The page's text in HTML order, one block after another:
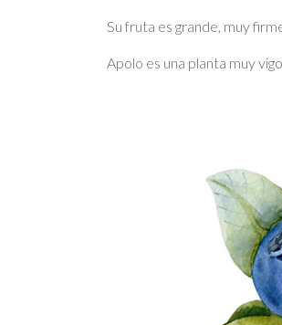
Su fruta es grande, muy
Apolo es una planta muy